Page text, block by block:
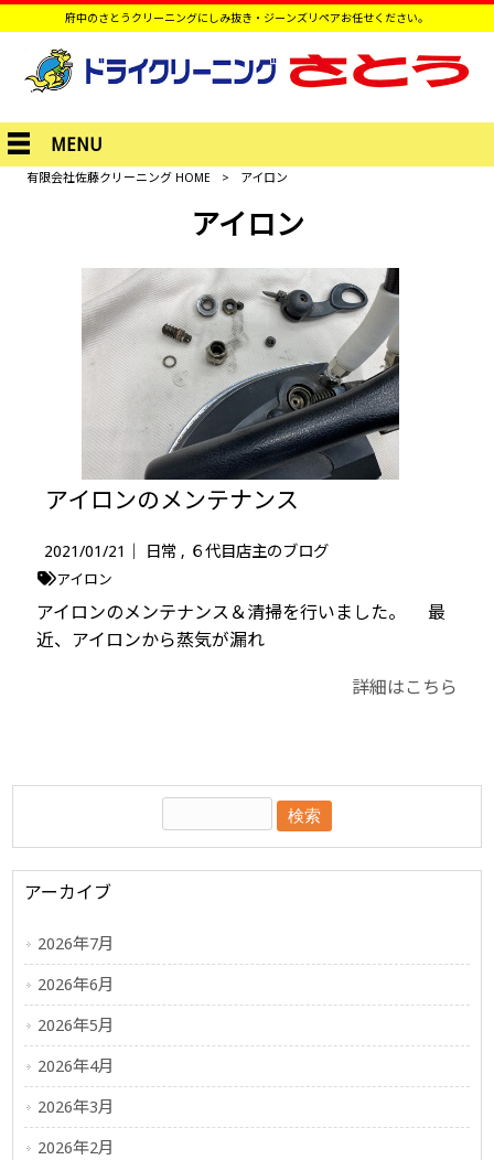
府中のさとうクリーニングにしみ抜き・ジーンズリペアお任せください。
MENU
有限会社佐藤クリーニング HOME > アイロン
アイロン
アイロンのメンテナンス
2021/01/21｜ 日常 ６代目店主のブログ
アイロン
アイロンのメンテナンス＆清掃を行いました。 最
近、アイロンから蒸気が漏れ
詳細はこちら
アーカイブ
2026年7月
2026年6月
2026年5月
2026年4月
2026年3月
2026年2月